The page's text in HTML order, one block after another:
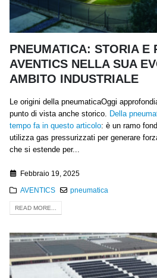
PNEUMATICA: STORIA E
AVENTICS NELLA SUA
AMBITO INDUSTRIALE
Le origini della pneumaticaOggi
punto di vista anche storico.
Della
tempo fa in questo articolo: è un ramo
utilizza gas pressurizzati per generare
che si estende per...
Febbraio 19, 2025
AVENTICS pneumatica
READ MORE...